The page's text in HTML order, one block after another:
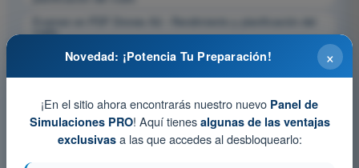
Examen en PDF Drones A2 - Rendimiento y planificación del
vuelo
×
Novedad: ¡Potencia Tu Preparación!
¡En el sitio ahora encontrarás nuestro nuevo Panel de
Simulaciones PRO! Aquí tienes algunas de las ventajas
exclusivasa las que accedes al desbloquearlo: